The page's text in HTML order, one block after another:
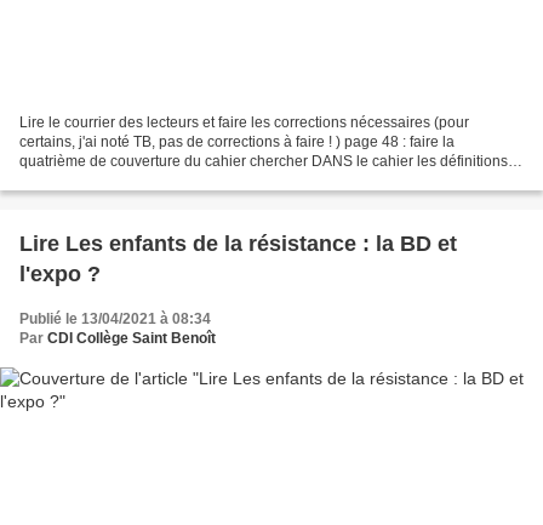
Lire le courrier des lecteurs et faire les corrections nécessaires (pour
certains, j'ai noté TB, pas de corrections à faire ! ) page 48 : faire la
quatrième de couverture du cahier chercher DANS le cahier les définitions
Lire Les enfants de la résistance : la BD et
l'expo ?
Publié le 13/04/2021 à 08:34
Par CDI Collège Saint Benoît